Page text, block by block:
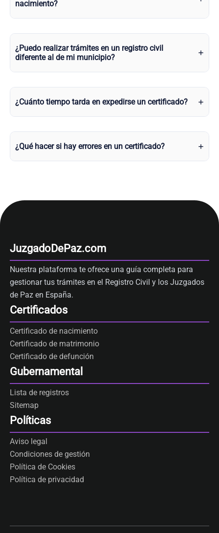
nacimiento?
¿Puedo realizar trámites en un registro civil
diferente al de mi municipio?
¿Cuánto tiempo tarda en expedirse un certificado?
¿Qué hacer si hay errores en un certificado?
JuzgadoDePaz.com
Nuestra plataforma te ofrece una guía completa para
gestionar tus trámites en el Registro Civil y los Juzgados
de Paz en España.
Certificados
Certificado de nacimiento
Certificado de matrimonio
Certificado de defunción
Gubernamental
Lista de registros
Sitemap
Políticas
Aviso legal
Condiciones de gestión
Política de Cookies
Política de privacidad